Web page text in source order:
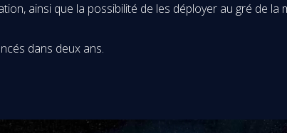
ainsi que la possibilité de les déployer au gré de la
dans deux ans.